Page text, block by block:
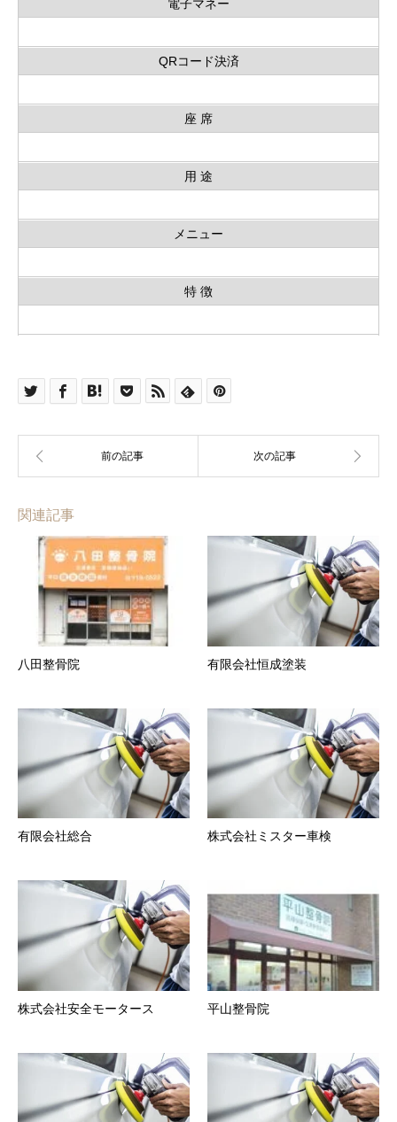
電子マネー
QRコード決済
座 席
用 途
メニュー
特 徴
関連記事
八田整骨院 有限会社恒成塗装
有限会社総合 株式会社ミスター車検
株式会社安全モータース 平山整骨院